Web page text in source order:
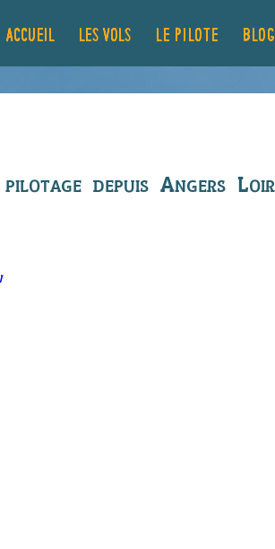
ACCUEIL LES VOLS Le pilote Blog
depuis Angers